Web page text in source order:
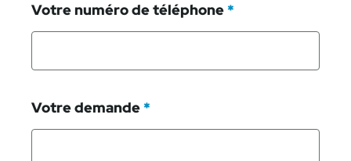
Votre numéro de téléphone*
Votre demande*